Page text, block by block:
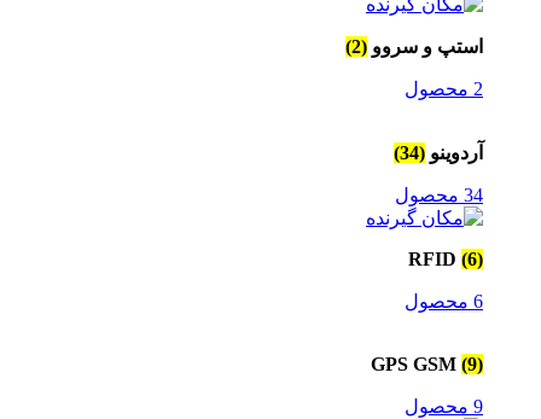
استپ و سروو (2)
2 محصول
آردوینو (34)
34 محصول
RFID (6)
6 محصول
GPS GSM (9)
9 محصول